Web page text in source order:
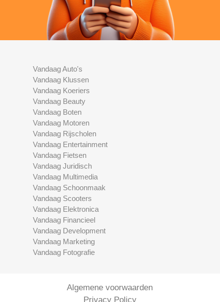
Vandaag Auto's
Vandaag Klussen
Vandaag Koeriers
Vandaag Beauty
Vandaag Boten
Vandaag Motoren
Vandaag Rijscholen
Vandaag Entertainment
Vandaag Fietsen
Vandaag Juridisch
Vandaag Multimedia
Vandaag Schoonmaak
Vandaag Scooters
Vandaag Elektronica
Vandaag Financieel
Vandaag Development
Vandaag Marketing
Vandaag Fotografie
Algemene voorwaarden
Privacy Policy